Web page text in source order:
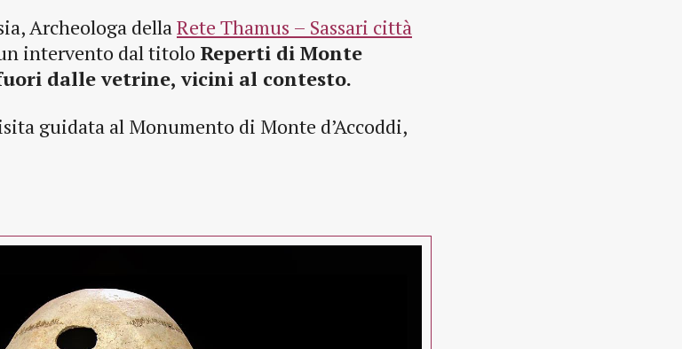
Archeologa dellaRete Thamus – Sassari città
intervento dal titolo Reperti di Monte
fuori dalle vetrine, vicini al contesto.
guidata al Monumento di Monte d’Accoddi,